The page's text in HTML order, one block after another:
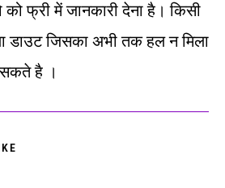
फ्री में जानकारी देना है। किसी
डाउट जिसका अभी तक हल न मिला
है ।